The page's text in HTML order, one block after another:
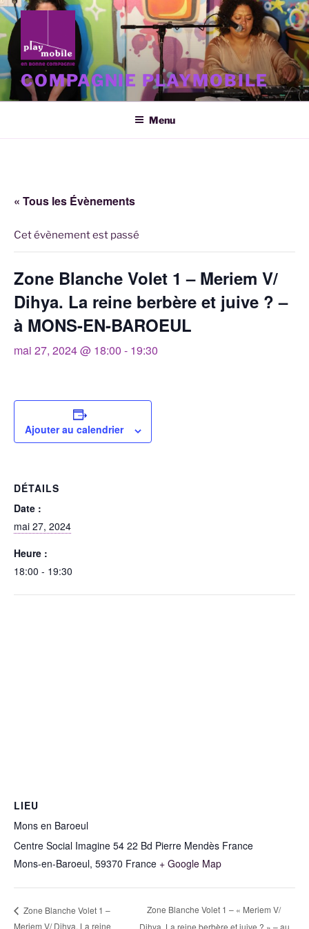
Aller
au
contenu
principal
COMPAGNIE PLAYMOBILE
Menu
« Tous les Évènements
Cet évènement est passé
Zone Blanche Volet 1 – Meriem V/
Dihya. La reine berbère et juive ? –
à MONS-EN-BAROEUL
mai 27, 2024 @ 18:00 - 19:30
Ajouter au calendrier
DÉTAILS
Date :
mai 27, 2024
Heure :
18:00 - 19:30
LIEU
Mons en Baroeul
Centre Social Imagine 54 22 Bd Pierre Mendès France
Mons-en-Baroeul, 59370 France + Google Map
Zone Blanche Volet 1 –
Meriem V/ Dihya. La reine
Zone Blanche Volet 1 – « Meriem V/
Dihya. La reine berbère et juive ? » – au